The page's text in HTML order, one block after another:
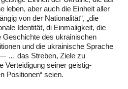
leben, aber auch die Einheit aller
von der Nationalität“, „die
Identität, di Einmaligkeit, die
des ukrainischen
und die ukrainische Sprache
— … das Streben, Ziele zu
Verteidigung seiner geistig-
Positionen“ seien.